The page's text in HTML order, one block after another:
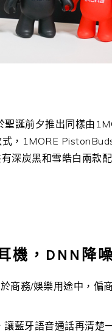
誕前夕推出同樣由
，1MORE
深炭黑和雪皓白兩款
機，DNN降
商務/娛樂用途中，偏
藍牙語音通話再清楚